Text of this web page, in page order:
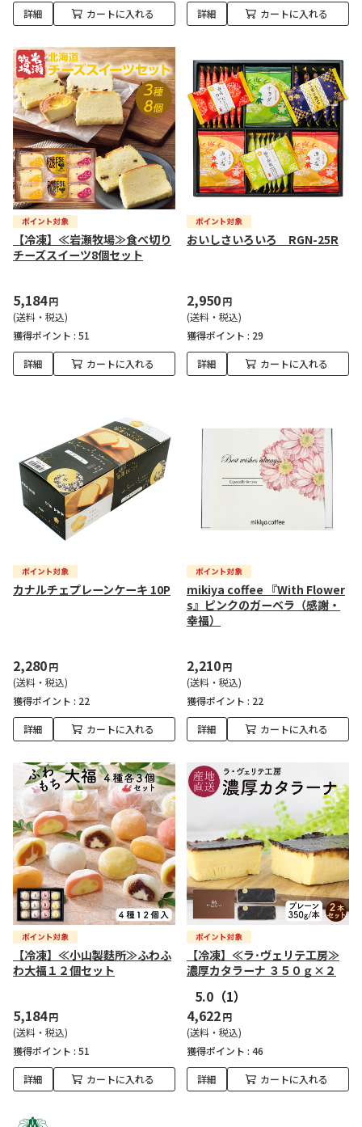
詳細 カートに入れる 詳細 カートに入れる
【冷凍】≪岩瀬牧場≫食べ切り
チーズスイーツ8個セット
5,184円
(送料・税込)
獲得ポイント : 51
詳細 カートに入れる
おいしさいろいろ RGN-25R
2,950円
(送料・税込)
獲得ポイント : 29
詳細 カートに入れる
カナルチェプレーンケーキ 10P
2,280円
(送料・税込)
獲得ポイント : 22
詳細 カートに入れる
mikiya coffee 『With Flower
s』ピンクのガーベラ（感謝・
幸福）
2,210円
(送料・税込)
獲得ポイント : 22
詳細 カートに入れる
【冷凍】≪小山製麩所≫ふわふ
わ大福１２個セット
5,184円
(送料・税込)
獲得ポイント : 51
詳細 カートに入れる
【冷凍】≪ラ･ヴェリテ工房≫
濃厚カタラーナ ３５０ｇ×２
5.0 （1）
4,622円
(送料・税込)
獲得ポイント : 46
詳細 カートに入れる